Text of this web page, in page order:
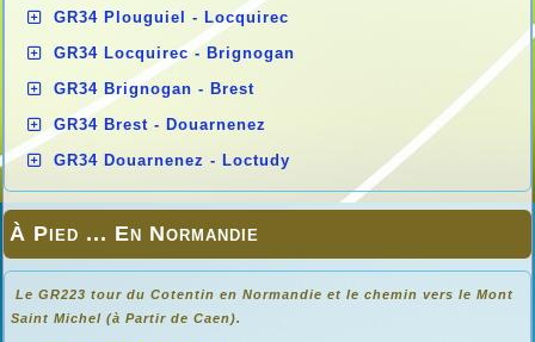
GR34 Plouguiel - Locquirec
GR34 Locquirec - Brignogan
GR34 Brignogan - Brest
GR34 Brest - Douarnenez
GR34 Douarnenez - Loctudy
À Pied ... En Normandie
Le GR223 tour du Cotentin en Normandie et le chemin vers le Mont
Saint Michel (à Partir de Caen).